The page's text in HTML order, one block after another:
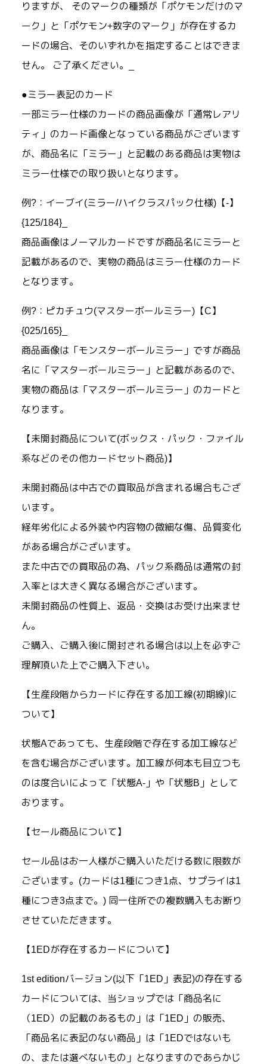
りますが、 そのマークの種類が「ポケモンだけのマ
ーク」と「ポケモン+数字のマーク」が存在するカ
ードの場合、そのいずれかを指定することはできま
せん。 ご了承ください。_
●ミラー表記のカード
一部ミラー仕様のカードの商品画像が「通常レアリ
ティ」のカード画像となっている商品がございます
が、商品名に「ミラー」と記載のある商品は実物は
ミラー仕様での取り扱いとなります。
例?：イーブイ(ミラー/ハイクラスパック仕様)【-】
{125/184}_
商品画像はノーマルカードですが商品名にミラーと
記載があるので、実物の商品はミラー仕様のカード
となります。
例?：ピカチュウ(マスターボールミラー)【C】
{025/165}_
商品画像は「モンスターボールミラー」ですが商品
名に「マスターボールミラー」と記載があるので、
実物の商品は「マスターボールミラー」のカードと
なります。
【未開封商品について(ボックス・パック・ファイル
系などのその他カードセット商品)】
未開封商品は中古での買取品が含まれる場合もござ
います。
経年劣化による外装や内容物の微細な傷、品質変化
がある場合がございます。
また中古での買取品の為、パック系商品は通常の封
入率とは大きく異なる場合がございます。
未開封商品の性質上、返品・交換はお受け出来ませ
ん。
ご購入、ご購入後に開封される場合は以上を必ずご
理解頂いた上でご購入下さい。
【生産段階からカードに存在する加工線(初期線)に
ついて】
状態Aであっても、生産段階で存在する加工線など
を含む場合がございます。加工線が何本も目立つも
のは度合いによって「状態A-」や「状態B」として
おります。
【セール商品について】
セール品はお一人様がご購入いただける数に限数が
ございます。(カードは1種につき1点、サプライは1
種につき3点まで。) 同一住所での複数購入もお断り
させていただきます。
【1EDが存在するカードについて】
1st editionバージョン(以下「1ED」表記)の存在する
カードについては、当ショップでは「商品名に
（1ED）の記載のあるもの」は「1ED」の販売、
「商品名に表記のない商品」は「1EDではないも
の、または選べないもの」となりますのであらかじ